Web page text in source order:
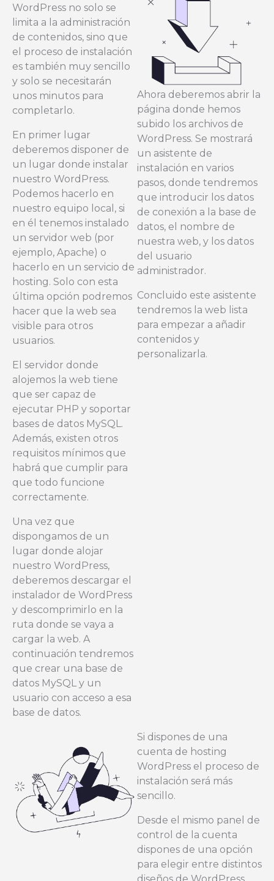
WordPress no solo se
limita a la administración
de contenidos, sino que
el proceso de instalación
es también muy sencillo
y solo se necesitarán
unos minutos para
completarlo.
En primer lugar
deberemos disponer de
un lugar donde instalar
nuestro WordPress.
Podemos hacerlo en
nuestro equipo local, si
en él tenemos instalado
un servidor web (por
ejemplo, Apache) o
hacerlo en un servicio de
hosting. Solo con esta
última opción podremos
hacer que la web sea
visible para otros
usuarios.
El servidor donde
alojemos la web tiene
que ser capaz de
ejecutar PHP y soportar
bases de datos MySQL.
Además, existen otros
requisitos mínimos que
habrá que cumplir para
que todo funcione
correctamente.
Una vez que
dispongamos de un
lugar donde alojar
nuestro WordPress,
deberemos descargar el
instalador de WordPress
y descomprimirlo en la
ruta donde se vaya a
cargar la web. A
continuación tendremos
que crear una base de
datos MySQL y un
usuario con acceso a esa
base de datos.
Ahora deberemos abrir la
página donde hemos
subido los archivos de
WordPress. Se mostrará
un asistente de
instalación en varios
pasos, donde tendremos
que introducir los datos
de conexión a la base de
datos, el nombre de
nuestra web, y los datos
del usuario
administrador.
Concluido este asistente
tendremos la web lista
para empezar a añadir
contenidos y
personalizarla.
Si dispones de una
cuenta de hosting
WordPress el proceso de
instalación será más
sencillo.
Desde el mismo panel de
control de la cuenta
dispones de una opción
para elegir entre distintos